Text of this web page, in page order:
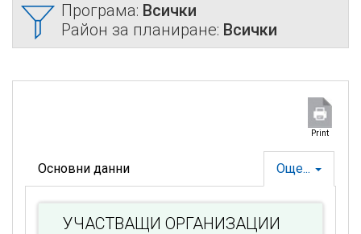
Програма: Всички
Район за планиране: Всички
Print
Още...
Основни данни
УЧАСТВАЩИ ОРГАНИЗАЦИИ